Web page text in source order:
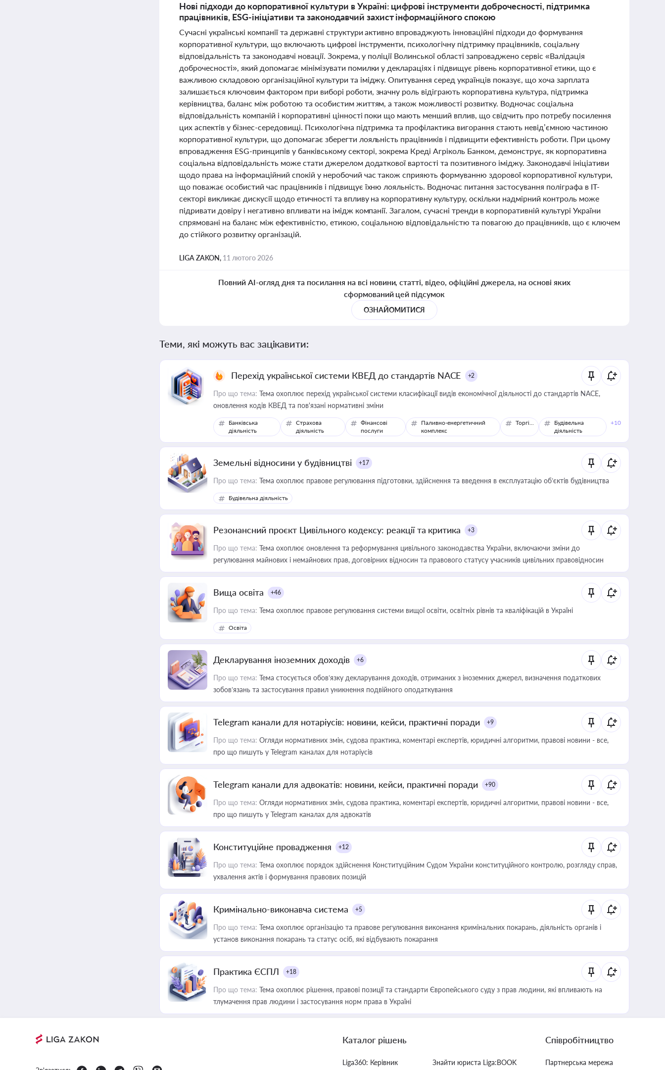
Нові підходи до корпоративної культури в Україні: цифрові інструменти доброчесності, підтримка
працівників, ESG-ініціативи та законодавчий захист інформаційного спокою
Сучасні українські компанії та державні структури активно впроваджують інноваційні підходи до формування
корпоративної культури, що включають цифрові інструменти, психологічну підтримку працівників, соціальну
відповідальність та законодавчі новації. Зокрема, у поліції Волинської області запроваджено сервіс «Валідація
доброчесності», який допомагає мінімізувати помилки у деклараціях і підвищує рівень корпоративної етики, що є
важливою складовою організаційної культури та іміджу. Опитування серед українців показує, що хоча зарплата
залишається ключовим фактором при виборі роботи, значну роль відіграють корпоративна культура, підтримка
керівництва, баланс між роботою та особистим життям, а також можливості розвитку. Водночас соціальна
відповідальність компаній і корпоративні цінності поки що мають менший вплив, що свідчить про потребу посилення
цих аспектів у бізнес-середовищі. Психологічна підтримка та профілактика вигорання стають невід’ємною частиною
корпоративної культури, що допомагає зберегти лояльність працівників і підвищити ефективність роботи. При цьому
впровадження ESG-принципів у банківському секторі, зокрема Креді Агріколь Банком, демонструє, як корпоративна
соціальна відповідальність може стати джерелом додаткової вартості та позитивного іміджу. Законодавчі ініціативи
щодо права на інформаційний спокій у неробочий час також сприяють формуванню здорової корпоративної культури,
що поважає особистий час працівників і підвищує їхню лояльність. Водночас питання застосування поліграфа в IT-
секторі викликає дискусії щодо етичності та впливу на корпоративну культуру, оскільки надмірний контроль може
підривати довіру і негативно впливати на імідж компанії. Загалом, сучасні тренди в корпоративній культурі України
спрямовані на баланс між ефективністю, етикою, соціальною відповідальністю та повагою до працівників, що є ключем
до стійкого розвитку організацій.
LIGA ZAKON, 11 лютого 2026
Повний AI-огляд дня та посилання на всі новини, статті, відео, офіційні джерела, на основі яких
сформований цей підсумок
ОЗНАЙОМИТИСЯ
Теми, які можуть вас зацікавити:
Перехід української системи КВЕД до стандартів NACE +2
Про що тема: Тема охоплює перехід української системи класифікації видів економічної діяльності до стандартів NACE,
оновлення кодів КВЕД та пов'язані нормативні зміни
Банківська
діяльність
Страхова
діяльність
Фінансові
послуги
Паливно-енергетичний
комплекс
Торгівля
Будівельна
діяльність
+10
Земельні відносини у будівництві +17
Про що тема: Тема охоплює правове регулювання підготовки, здійснення та введення в експлуатацію об’єктів будівництва
Будівельна діяльність
Резонансний проєкт Цивільного кодексу: реакції та критика +3
Про що тема: Тема охоплює оновлення та реформування цивільного законодавства України, включаючи зміни до
регулювання майнових і немайнових прав, договірних відносин та правового статусу учасників цивільних правовідносин
Вища освіта +46
Про що тема: Тема охоплює правове регулювання системи вищої освіти, освітніх рівнів та кваліфікацій в Україні
Освіта
Декларування іноземних доходів +6
Про що тема: Тема стосується обов’язку декларування доходів, отриманих з іноземних джерел, визначення податкових
зобов’язань та застосування правил уникнення подвійного оподаткування
Telegram канали для нотаріусів: новини, кейси, практичні поради +9
Про що тема: Огляди нормативних змін, судова практика, коментарі експертів, юридичні алгоритми, правові новини - все,
про що пишуть у Telegram каналах для нотаріусів
Telegram канали для адвокатів: новини, кейси, практичні поради +90
Про що тема: Огляди нормативних змін, судова практика, коментарі експертів, юридичні алгоритми, правові новини - все,
про що пишуть у Telegram каналах для адвокатів
Конституційне провадження +12
Про що тема: Тема охоплює порядок здійснення Конституційним Судом України конституційного контролю, розгляду справ,
ухвалення актів і формування правових позицій
Кримінально-виконавча система +5
Про що тема: Тема охоплює організацію та правове регулювання виконання кримінальних покарань, діяльність органів і
установ виконання покарань та статус осіб, які відбувають покарання
Практика ЄСПЛ +18
Про що тема: Тема охоплює рішення, правові позиції та стандарти Європейського суду з прав людини, які впливають на
тлумачення прав людини і застосування норм права в Україні
Каталог рішень
Liga360: Керівник Знайти юриста Liga:BOOK
Співробітництво
Партнерська мережа